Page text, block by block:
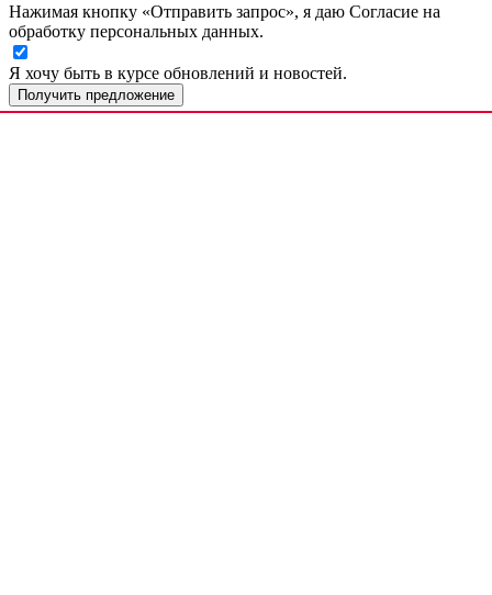
Нажимая кнопку «Отправить запрос», я даю Согласие на
обработку персональных данных.
Я хочу быть в курсе обновлений и новостей.
Получить предложение